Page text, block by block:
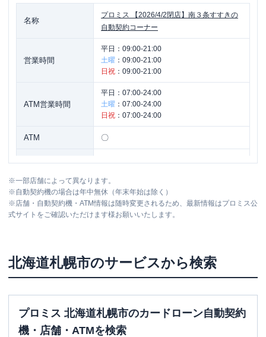
名称
プロミス
【2026/4/2閉店】南３条すすきの
自動契約コーナー
営業時間
平日： 09:00-21:00
土曜 ： 09:00-21:00
日祝 ： 09:00-21:00
ATM営業時間
平日： 07:00-24:00
土曜 ： 07:00-24:00
日祝 ： 07:00-24:00
ATM 〇
住所
北海道札幌市中央区南三条西４－１－
１ シルバービル４Ｆ
営業時間
平日：09:00-21:00
土曜：09:00-21:00
ATM営業時間
平日：07:00-24:00
土曜： 07:00-24:00
日祝：07:00-24:00
※一部店舗によって異なります。
※自動契約機の場合は年中無休（年末年始は除く）
※店舗・自動契約機・ATM情報は随時変更されるため、最新情報はプロミス公
式サイトをご確認いただけます様お願いいたします。
北海道札幌市のサービスから検索
プロミス 北海道札幌市のカードローン自動契約
機・店舗・ATMを検索